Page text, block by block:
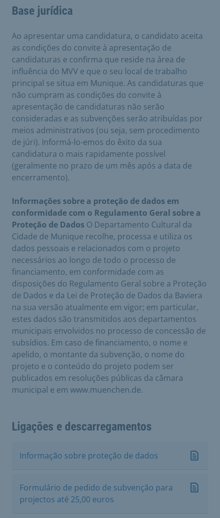
Base jurídica
Ao apresentar uma candidatura, o candidato aceita
as condições do convite à apresentação de
candidaturas e confirma que reside na área de
influência do MVV e que o seu local de trabalho
principal se situa em Munique. As candidaturas que
não cumpram as condições do convite à
apresentação de candidaturas não serão
consideradas e as subvenções serão atribuídas por
meios administrativos (ou seja, sem procedimento
de júri). Informá-lo-emos do êxito da sua
candidatura o mais rapidamente possível
(geralmente no prazo de um mês após a data de
encerramento).
Informações sobre a proteção de dados em
conformidade com o Regulamento Geral sobre a
Proteção de Dados O Departamento Cultural da
Cidade de Munique recolhe, processa e utiliza os
dados pessoais e relacionados com o projeto
necessários ao longo de todo o processo de
financiamento, em conformidade com as
disposições do Regulamento Geral sobre a Proteção
de Dados e da Lei de Proteção de Dados da Baviera
na sua versão atualmente em vigor; em particular,
estes dados são transmitidos aos departamentos
municipais envolvidos no processo de concessão de
subsídios. Em caso de financiamento, o nome e
apelido, o montante da subvenção, o nome do
projeto e o conteúdo do projeto podem ser
publicados em resoluções públicas da câmara
municipal e em www.muenchen.de.
Ligações e descarregamentos
Informação sobre proteção de dados
Formulário de pedido de subvenção para
projectos até 25,00 euros